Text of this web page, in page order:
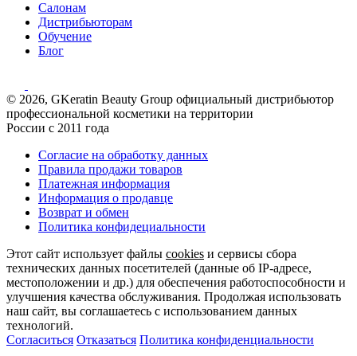
Салонам
Дистрибьюторам
Обучение
Блог
© 2026, GKeratin Beauty Group официальный дистрибьютор
профессиональной косметики на территории
России с 2011 года
Согласие на обработку данных
Правила продажи товаров
Платежная информация
Информация о продавце
Возврат и обмен
Политика конфидециальности
Этот сайт использует файлы cookies и сервисы сбора
технических данных посетителей (данные об IP-адресе,
местоположении и др.) для обеспечения работоспособности и
улучшения качества обслуживания. Продолжая использовать
наш сайт, вы соглашаетесь с использованием данных
технологий.
Согласиться Отказаться Политика конфиденциальности